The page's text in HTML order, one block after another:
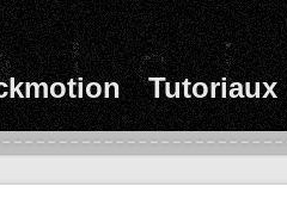
Tutoriaux